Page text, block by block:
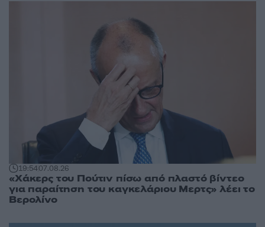
19:5407.08.26
«Χάκερς του Πούτιν πίσω από πλαστό βίντεο
για παραίτηση του καγκελάριου Μερτς» λέει το
Βερολίνο